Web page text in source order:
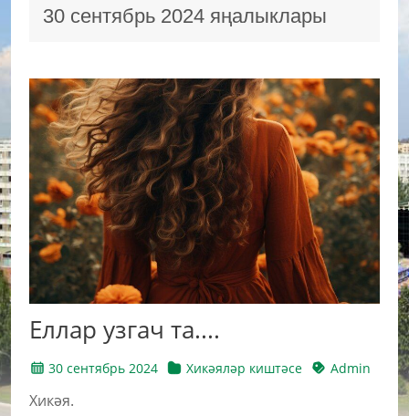
30 сентябрь 2024 яңалыклары
Еллар узгач та....
30 сентябрь 2024 Хикәяләр киштәсе Admin
Хикәя.